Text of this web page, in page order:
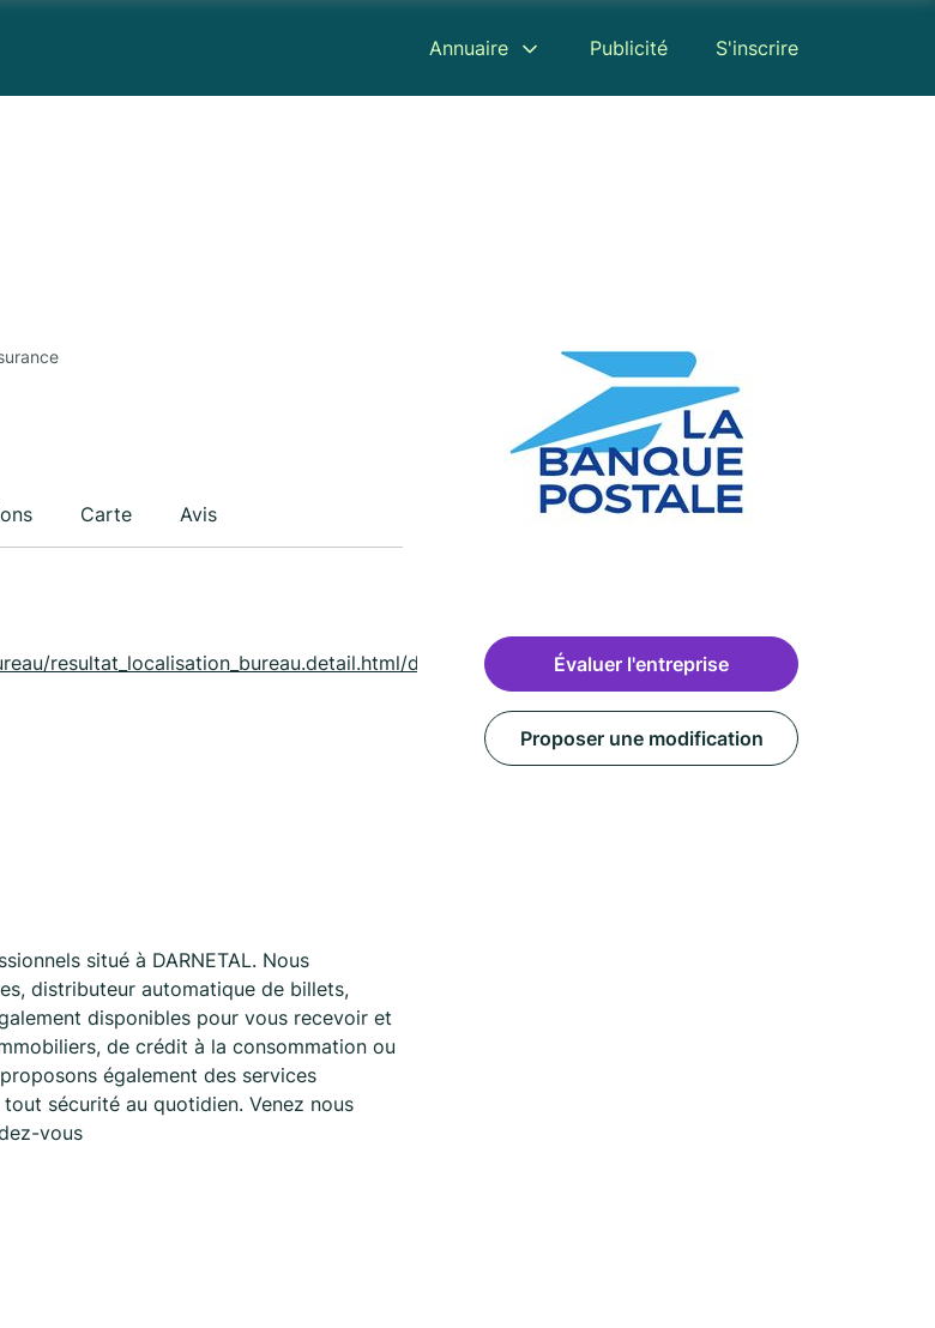
Annuaire Publicité S'inscrire
Carte Avis
resultat_localisation_bureau.detail.html/darnetal-
situé à DARNETAL. Nous
distributeur automatique de billets,
disponibles pour vous recevoir et
de crédit à la consommation ou
également des services
sécurité au quotidien. Venez nous
vous
Évaluer l'entreprise
Proposer une modification